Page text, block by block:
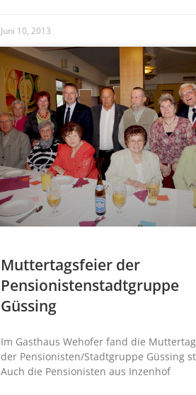
Juni 10, 2013
Muttertagsfeier der
Pensionistenstadtgruppe
Güssing
Im Gasthaus Wehofer fand die
der Pensionisten/Stadtgruppe Güssing
Auch die Pensionisten aus Inzenhof